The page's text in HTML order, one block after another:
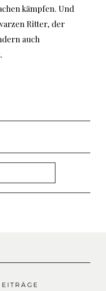
kämpfen. Und
Ritter, der
auch